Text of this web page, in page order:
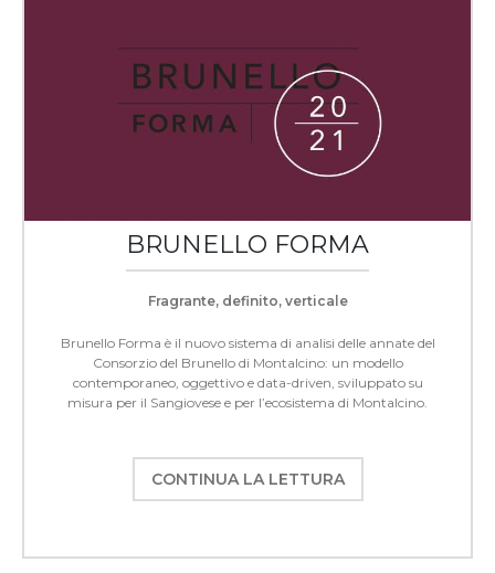
BRUNELLO FORMA
Fragrante, definito, verticale
Brunello Forma è il nuovo sistema di analisi delle annate del
Consorzio del Brunello di Montalcino: un modello
contemporaneo, oggettivo e data-driven, sviluppato su
misura per il Sangiovese e per l’ecosistema di Montalcino.
CONTINUA LA LETTURA